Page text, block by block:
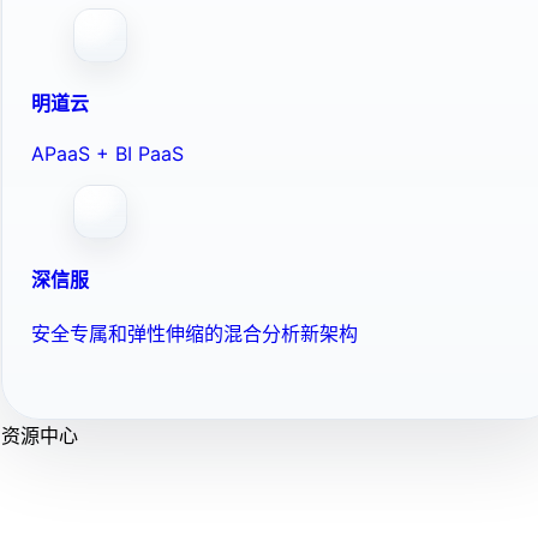
明道云
APaaS + BI PaaS
深信服
安全专属和弹性伸缩的混合分析新架构
资源中心